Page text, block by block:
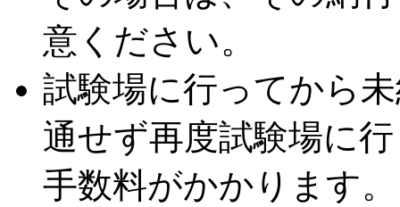
意ください。
試験場に行ってから
通せず再度試験場に
手数料がかかります